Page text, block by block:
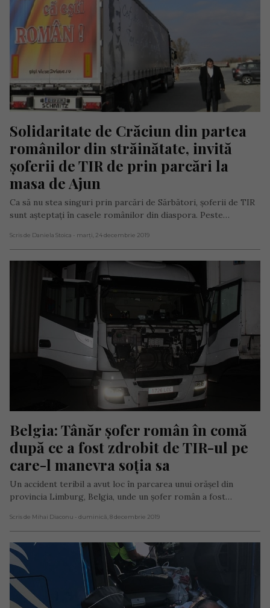
Solidaritate de Crăciun din partea
românilor din străinătate, invită
șoferii de TIR de prin parcări la
masa de Ajun
Ca să nu stea singuri prin parcări de Sărbători, șoferii de TIR
sunt aşteptaţi în casele românilor din diaspora. Peste…
Scris de Daniela Stoica - marți, 24 decembrie 2019
Belgia: Tânăr șofer român în comă
după ce a fost zdrobit de TIR-ul pe
care-l manevra soția sa
Un accident teribil a avut loc în parcarea unui orășel din
provincia Limburg, Belgia, unde un șofer român a fost…
Scris de Mihai Diaconu - duminică, 8 decembrie 2019